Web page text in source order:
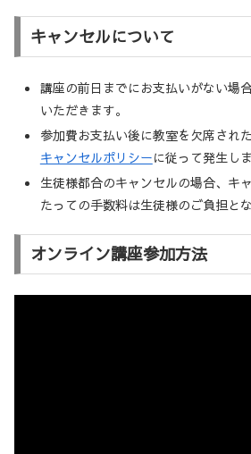
キャンセルについて
講座の前日までにお支払いがない場
いただきます。
参加費お支払い後に教室を欠席され
キャンセルポリシーに従って発生しま
生徒様都合のキャンセルの場合、キ
たっての手数料は生徒様のご負担とな
オンライン講座参加方法